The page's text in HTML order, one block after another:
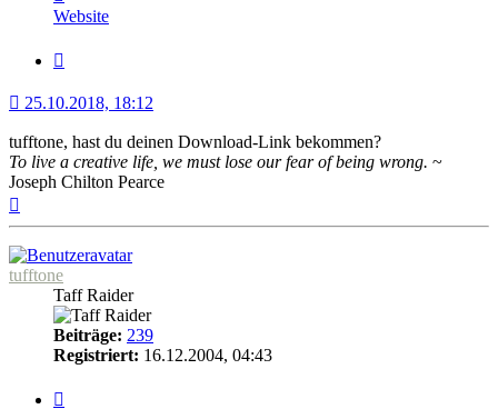
von
Minerva
Website
25.10.2018, 18:12
tufftone, hast du deinen Download-Link bekommen?
To live a creative life, we must lose our fear of being wrong. ~
Joseph Chilton Pearce
tufftone
Taff Raider
Beiträge: 239
Registriert: 16.12.2004, 04:43